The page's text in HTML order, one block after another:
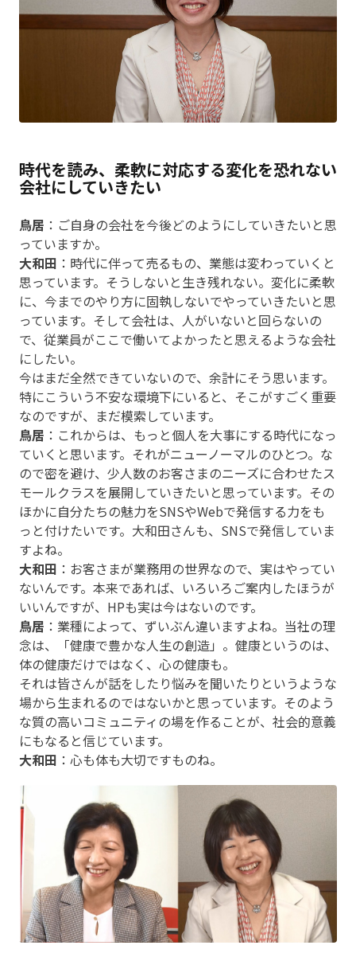
時代を読み、柔軟に対応する変化を恐れない
会社にしていきたい
鳥居 ：ご自身の会社を今後どのようにしていきたいと思
っていますか。
大和田 ：時代に伴って売るもの、業態は変わっていくと
思っています。そうしないと生き残れない。変化に柔軟
に、今までのやり方に固執しないでやっていきたいと思
っています。そして会社は、人がいないと回らないの
で、従業員がここで働いてよかったと思えるような会社
にしたい。
今はまだ全然できていないので、余計にそう思います。
特にこういう不安な環境下にいると、そこがすごく重要
なのですが、まだ模索しています。
鳥居 ：これからは、もっと個人を大事にする時代になっ
ていくと思います。それがニューノーマルのひとつ。な
ので密を避け、少人数のお客さまのニーズに合わせたス
モールクラスを展開していきたいと思っています。その
ほかに自分たちの魅力をSNSやWebで発信する力をも
っと付けたいです。大和田さんも、SNSで発信していま
すよね。
大和田 ：お客さまが業務用の世界なので、実はやってい
ないんです。本来であれば、いろいろご案内したほうが
いいんですが、HPも実は今はないのです。
鳥居 ：業種によって、ずいぶん違いますよね。当社の理
念は、「健康で豊かな人生の創造」。健康というのは、
体の健康だけではなく、心の健康も。
それは皆さんが話をしたり悩みを聞いたりというような
場から生まれるのではないかと思っています。そのよう
な質の高いコミュニティの場を作ることが、社会的意義
にもなると信じています。
大和田 ：心も体も大切ですものね。